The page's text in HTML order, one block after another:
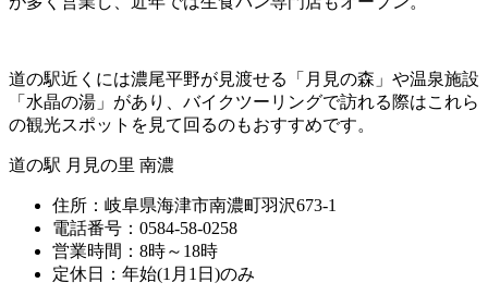
道の駅近くには濃尾平野が見渡せる「月見の森」や温泉施設
「水晶の湯」があり、バイクツーリングで訪れる際はこれら
の観光スポットを見て回るのもおすすめです。
道の駅 月見の里 南濃
住所：岐阜県海津市南濃町羽沢673-1
電話番号：0584-58-0258
営業時間：8時～18時
定休日：年始(1月1日)のみ